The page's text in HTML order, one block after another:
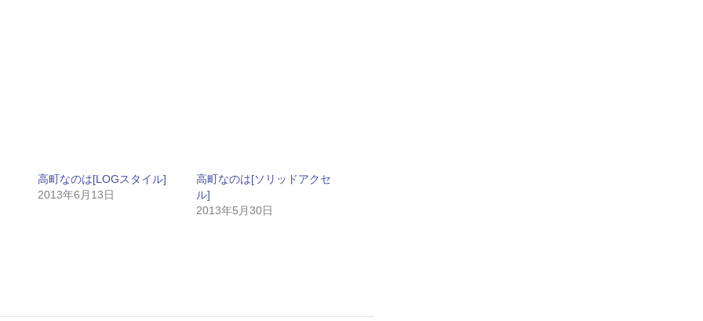
高町なのは[LOGスタイル]
2013年6月13日
高町なのは[ソリッドアクセ
ル]
2013年5月30日